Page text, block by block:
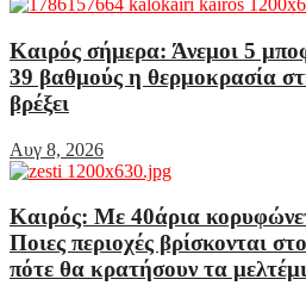
Καιρός σήμερα: Άνεμοι 5
39 βαθμούς η θερμοκρασία
βρέξει
Αυγ 8, 2026
Καιρός: Με 40άρια
Ποιες περιοχές βρίσκονται
πότε θα κρατήσουν τα